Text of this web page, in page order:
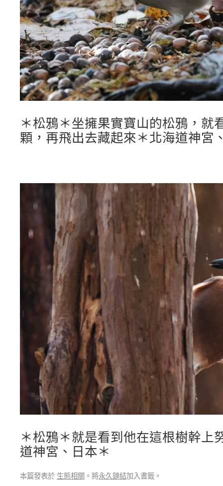
＊松鴉＊坐擁果實寶山的松鴉，就
顆，再飛出去藏起來＊北海道神宮
＊松鴉＊就是看到他在這根樹幹上
道神宮、日本＊
本篇發表於 生態相關 。將永久鏈結加入書籤。